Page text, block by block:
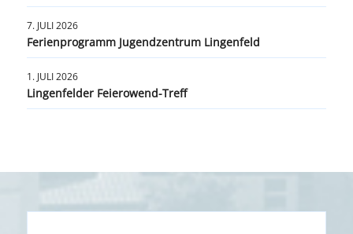
7. JULI 2026
Ferienprogramm Jugendzentrum Lingenfeld
1. JULI 2026
Lingenfelder Feierowend-Treff